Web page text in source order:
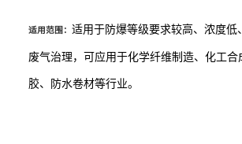
适用范围： 适用于防爆等级要求较高、浓度低
废气治理，可应用于化学纤维制造、化工合
胶、防水卷材等行业。